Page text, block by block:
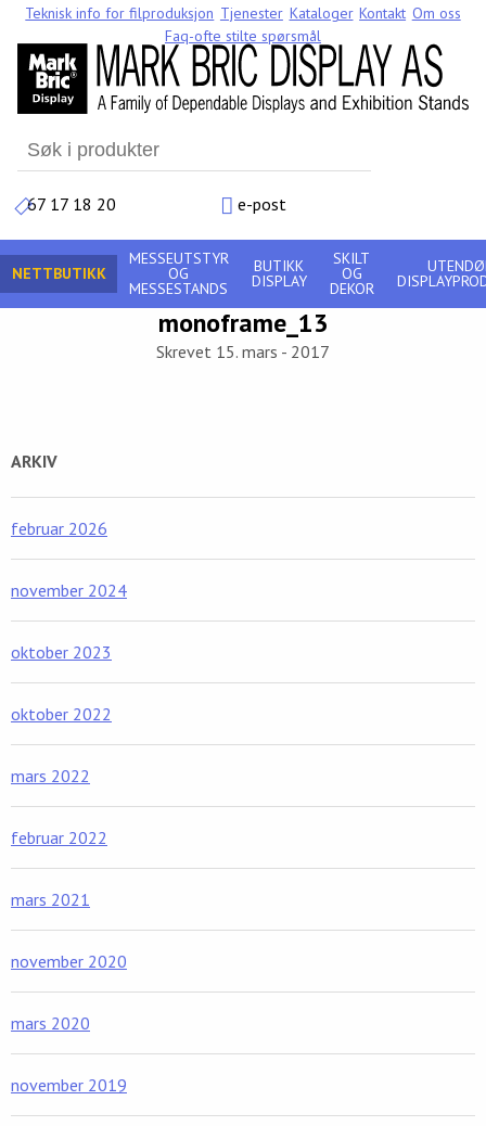
Search
for:
67 17 18 20
e-post
Teknisk info for filproduksjon Tjenester Kataloger Kontakt Om oss
Faq-ofte stilte spørsmål
NETTBUTIKK
MESSEUTSTYR
OG
MESSESTANDS
BUTIKK
DISPLAY
SKILT
OG
DEKOR
monoframe_13
Skrevet 15. mars - 2017
ARKIV
februar 2026
november 2024
oktober 2023
oktober 2022
mars 2022
februar 2022
mars 2021
november 2020
mars 2020
november 2019